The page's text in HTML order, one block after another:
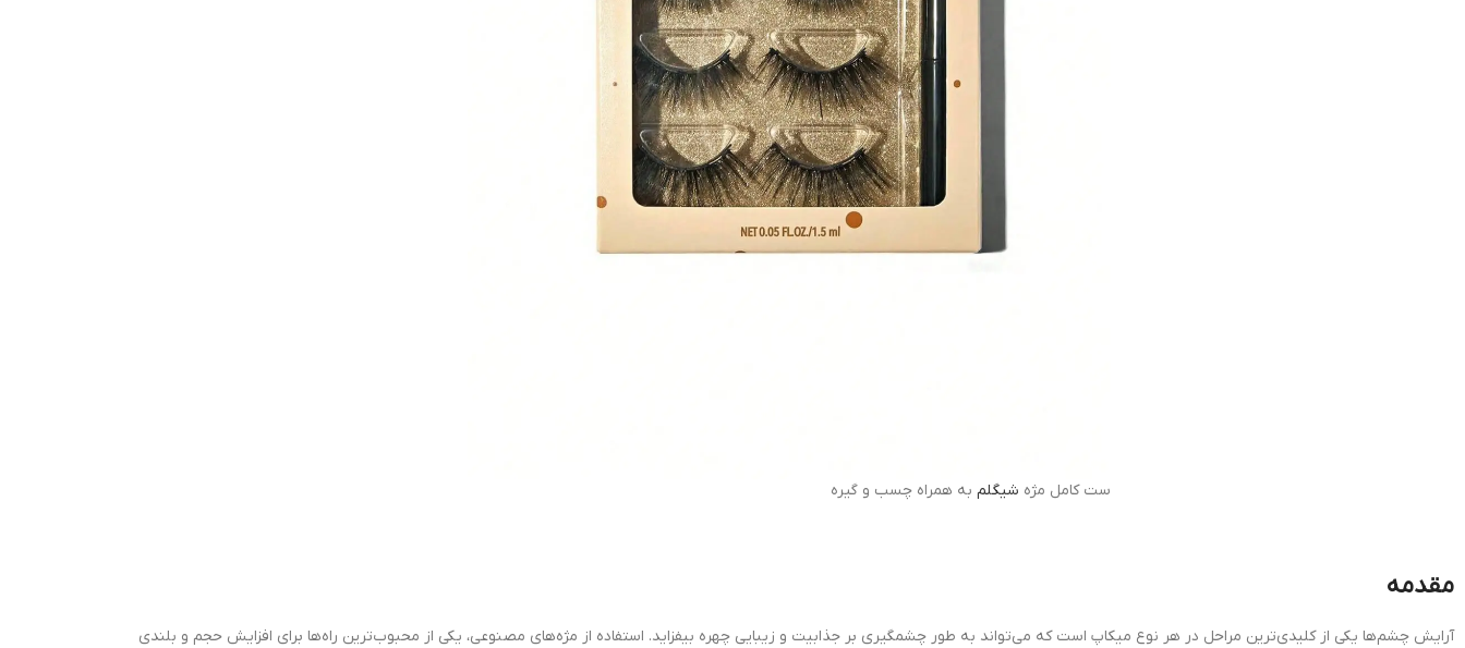
ست کامل مژه شیگلم به همراه چسب و گیره
مقدمه
آرایش چشم‌ها یکی از کلیدی‌ترین مراحل در هر نوع میکاپ است که می‌تواند به طور چشمگیری بر جذابیت و زیبایی چهره بیفزاید. استفاده از مژه‌های مصنوعی، یکی از محبوب‌ترین راه‌ها برای افزایش حجم و بلندی